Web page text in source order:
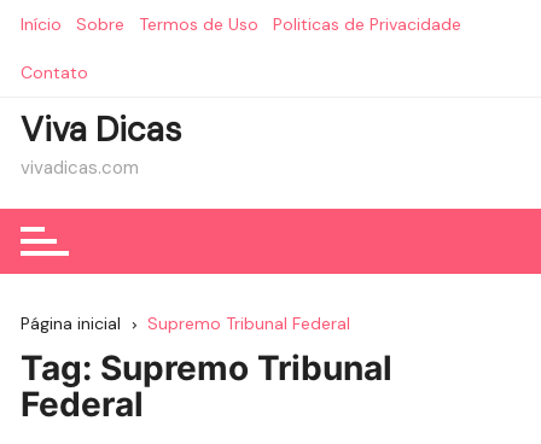
Início Sobre Termos de Uso Politicas de Privacidade
Contato
Viva Dicas
vivadicas.com
Página inicial Supremo Tribunal Federal
Tag: Supremo Tribunal
Federal